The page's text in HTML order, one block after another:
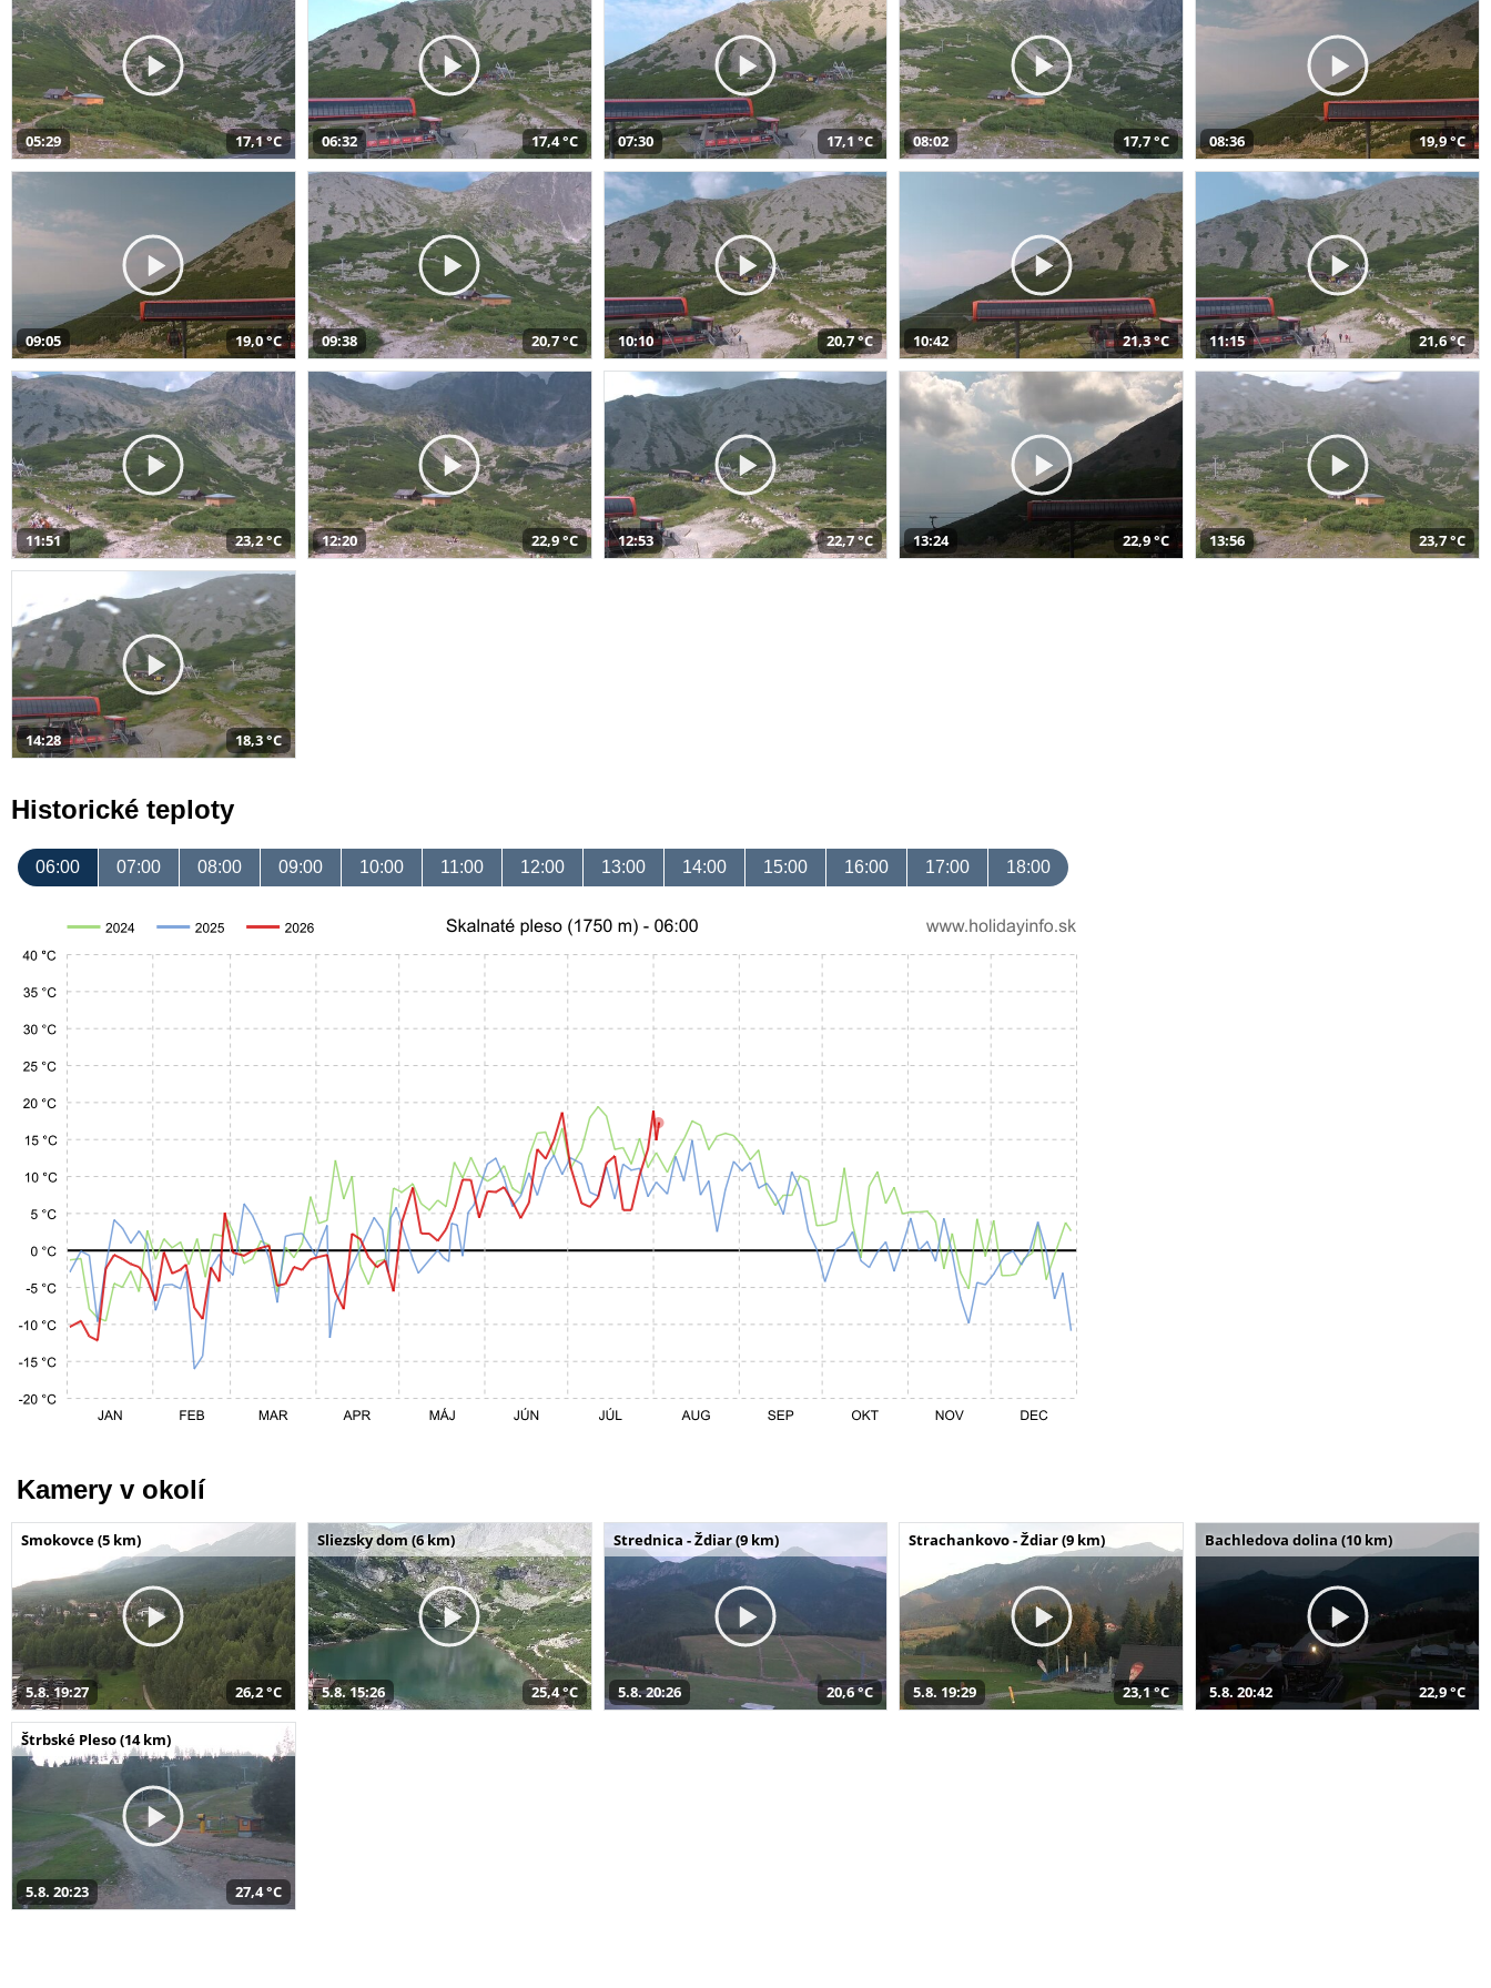
05:29 17,1 °C 06:32 17,4 °C 07:30 17,1 °C 08:02 17,7 °C 08:36 19,9 °C
09:05 19,0 °C 09:38 20,7 °C 10:10 20,7 °C 10:42 21,3 °C 11:15 21,6 °C
11:51 23,2 °C 12:20 22,9 °C 12:53 22,7 °C 13:24 22,9 °C 13:56 23,7 °C
14:28 18,3 °C
Historické teploty
06:00 07:00 08:00 09:00 10:00 11:00 12:00 13:00 14:00 15:00 16:00 17:00 18:00
Kamery v okolí
Smokovce (5 km)
5.8. 19:27 26,2 °C
Sliezsky dom (6 km)
5.8. 15:26 25,4 °C
Strednica - Ždiar (9 km)
5.8. 20:26 20,6 °C
Strachankovo - Ždiar (9 km)
5.8. 19:29 23,1 °C
Bachledova dolina (10 km)
5.8. 20:42 22,9 °C
Štrbské Pleso (14 km)
5.8. 20:23 27,4 °C